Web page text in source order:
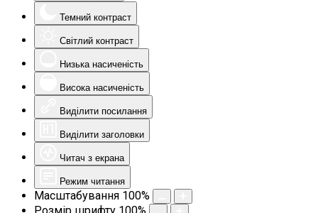
Темний контраст
Світлий контраст
Низька насиченість
Висока насиченість
Виділити посилання
Виділити заголовки
Читач з екрана
Режим читання
Масштабування 100%